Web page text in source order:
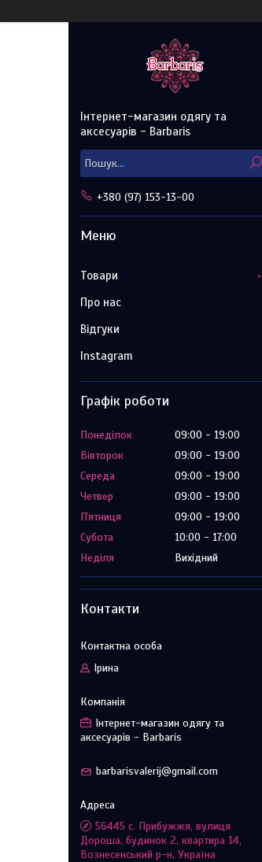
Інтернет-магазин одягу та
аксесуарів - Barbaris
+380 (97) 153-13-00
Товари
Про нас
Відгуки
Instagram
Графік роботи
Понеділок 09:00
19:00
Вівторок
09:00
19:00
Середа
09:00
19:00
Четвер
09:00
19:00
Пʼятниця
09:00
19:00
Субота
10:00
17:00
Неділя
Вихідний
Контакти
Ірина
Інтернет-магазин одягу та
аксесуарів - Barbaris
barbarisvalerij@gmail.com
56445 с. Прибужжя, вулиця
Дороша, будинок 2, квартира 14,
Вознесенський р-н, Україна